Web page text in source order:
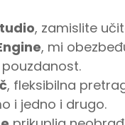
, zamislite
, mi
, fleksibilna
i jedno i drugo.